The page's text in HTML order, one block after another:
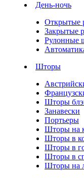
День-ночь
Открытые
Закрытые
Рулонные
Шторы
Шторы
Занавески
Портьеры
Шторы на
Шторы в
Шторы в
Шторы в
Шторы на